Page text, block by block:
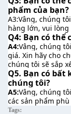
phẩm của bạn?
A3:Vâng, chúng
hàng lớn, vui
Q4: Bạn có
A4:Vâng, chúng
giá. Xin hãy cho
chúng tôi sẽ sắp
Q5. Bạn có bất
chúng tôi?
A5:Vâng, chúng
các sản phẩm
Tags: